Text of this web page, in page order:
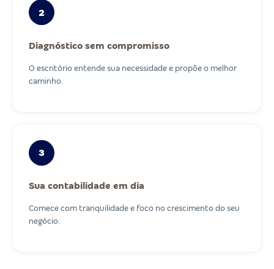
2
Diagnóstico sem compromisso
O escritório entende sua necessidade e propõe o melhor
caminho.
3
Sua contabilidade em dia
Comece com tranquilidade e foco no crescimento do seu
negócio.